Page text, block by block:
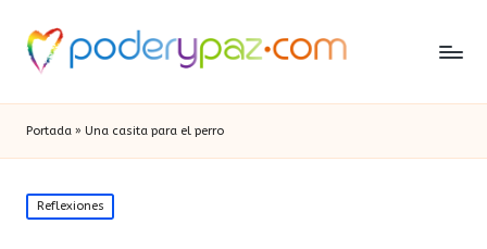
Portada » Una casita para el perro
Publicada
en
Reflexiones